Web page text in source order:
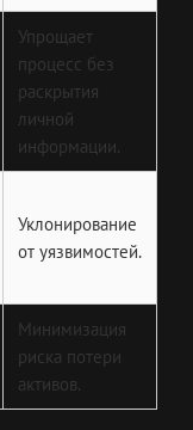
Упрощает
процесс без
раскрытия
личной
информации.
Уклонирование
от уязвимостей.
Минимизация
риска потери
активов.